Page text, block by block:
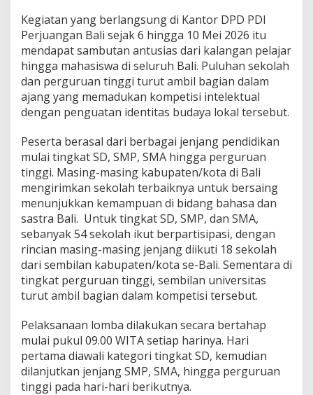
a
S
u
s
a
s
t
a
a
l
i
(
C
e
r
d
a
s
C
e
r
a
t
)
,
G
e
Kegiatan yang berlangsung di Kantor DPD PDI
Perjuangan Bali sejak 6 hingga 10 Mei 2026 itu
mendapat sambutan antusias dari kalangan pelajar
hingga mahasiswa di seluruh Bali. Puluhan sekolah
dan perguruan tinggi turut ambil bagian dalam
ajang yang memadukan kompetisi intelektual
dengan penguatan identitas budaya lokal tersebut.
Peserta berasal dari berbagai jenjang pendidikan
mulai tingkat SD, SMP, SMA hingga perguruan
tinggi. Masing-masing kabupaten/kota di Bali
mengirimkan sekolah terbaiknya untuk bersaing
menunjukkan kemampuan di bidang bahasa dan
sastra Bali. Untuk tingkat SD, SMP, dan SMA,
sebanyak 54 sekolah ikut berpartisipasi, dengan
rincian masing-masing jenjang diikuti 18 sekolah
dari sembilan kabupaten/kota se-Bali. Sementara di
tingkat perguruan tinggi, sembilan universitas
turut ambil bagian dalam kompetisi tersebut.
Pelaksanaan lomba dilakukan secara bertahap
mulai pukul 09.00 WITA setiap harinya. Hari
pertama diawali kategori tingkat SD, kemudian
dilanjutkan jenjang SMP, SMA, hingga perguruan
tinggi pada hari-hari berikutnya.